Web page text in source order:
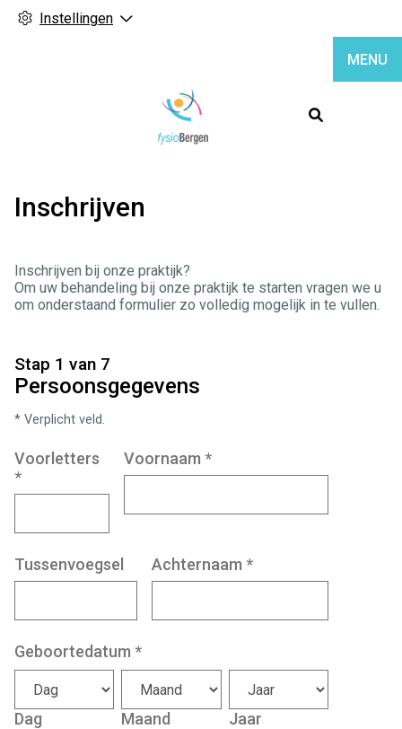
Instellingen
MENU
Inschrijven
Inschrijven bij onze praktijk?
Om uw behandeling bij onze praktijk te starten vragen we u
om onderstaand formulier zo volledig mogelijk in te vullen.
Stap 1 van 7
Persoonsgegevens
* Verplicht veld.
Voorletters
*
Voornaam *
Tussenvoegsel Achternaam *
Geboortedatum *
Dag Maand Jaar